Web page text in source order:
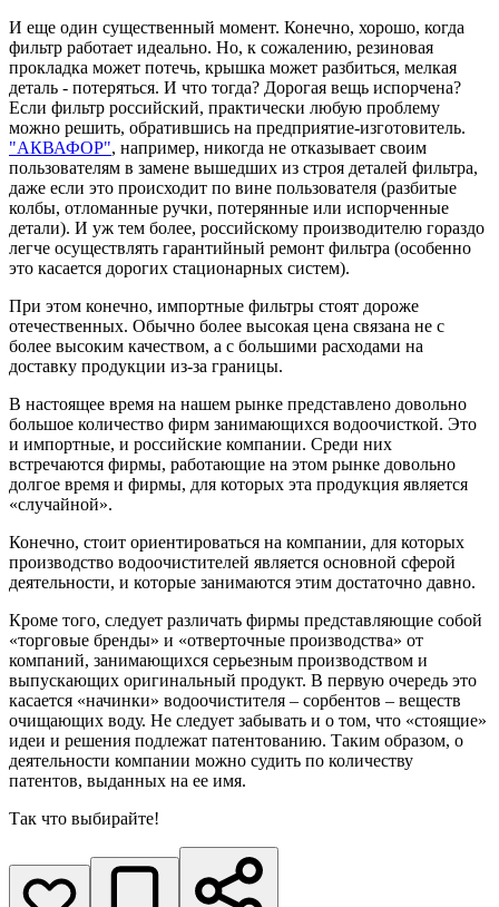
И еще один существенный момент. Конечно, хорошо, когда
фильтр работает идеально. Но, к сожалению, резиновая
прокладка может потечь, крышка может разбиться, мелкая
деталь - потеряться. И что тогда? Дорогая вещь испорчена?
Если фильтр российский, практически любую проблему
можно решить, обратившись на предприятие-изготовитель.
"АКВАФОР", например, никогда не отказывает своим
пользователям в замене вышедших из строя деталей фильтра,
даже если это происходит по вине пользователя (разбитые
колбы, отломанные ручки, потерянные или испорченные
детали). И уж тем более, российскому производителю гораздо
легче осуществлять гарантийный ремонт фильтра (особенно
это касается дорогих стационарных систем).
При этом конечно, импортные фильтры стоят дороже
отечественных. Обычно более высокая цена связана не с
более высоким качеством, а с большими расходами на
доставку продукции из-за границы.
В настоящее время на нашем рынке представлено довольно
большое количество фирм занимающихся водоочисткой. Это
и импортные, и российские компании. Среди них
встречаются фирмы, работающие на этом рынке довольно
долгое время и фирмы, для которых эта продукция является
«случайной».
Конечно, стоит ориентироваться на компании, для которых
производство водоочистителей является основной сферой
деятельности, и которые занимаются этим достаточно давно.
Кроме того, следует различать фирмы представляющие собой
«торговые бренды» и «отверточные производства» от
компаний, занимающихся серьезным производством и
выпускающих оригинальный продукт. В первую очередь это
касается «начинки» водоочистителя – сорбентов – веществ
очищающих воду. Не следует забывать и о том, что «стоящие»
идеи и решения подлежат патентованию. Таким образом, о
деятельности компании можно судить по количеству
патентов, выданных на ее имя.
Так что выбирайте!